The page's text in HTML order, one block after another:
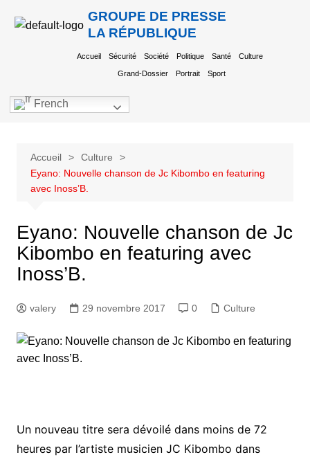
GROUPE DE PRESSE
LA RÉPUBLIQUE
Accueil Sécurité Société Politique Santé Culture
Grand-Dossier Portrait Sport
French
Accueil
Culture
Eyano: Nouvelle chanson de Jc Kibombo en featuring
avec Inoss’B.
Eyano: Nouvelle chanson de Jc
Kibombo en featuring avec
Inoss’B.
valery 29 novembre 2017 0 Culture
Un nouveau titre sera dévoilé dans moins de 72
heures par l’artiste musicien JC Kibombo dans